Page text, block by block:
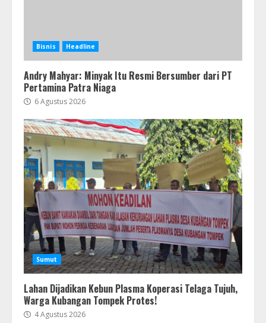
Bisnis Headline
Andry Mahyar: Minyak Itu Resmi Bersumber dari PT
Pertamina Patra Niaga
6 Agustus 2026
Sumut
Lahan Dijadikan Kebun Plasma Koperasi Telaga Tujuh,
Warga Kubangan Tompek Protes!
4 Agustus 2026